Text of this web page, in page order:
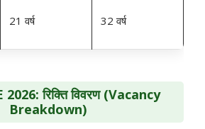
21 वर्ष 32 वर्ष
2026: रिक्ति विवरण (Vacancy
Breakdown)